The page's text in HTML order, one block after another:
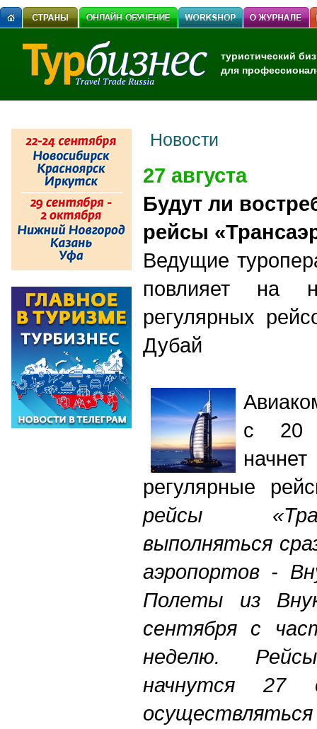
туристический
для
Новости
27 августа
Будут ли
рейсы
Ведущие
повлияет на
регулярных
Дубай
с 20
регулярные
рейсы
выполняться
аэропортов -
Полеты из
сентября с
неделю.
начнутся 27